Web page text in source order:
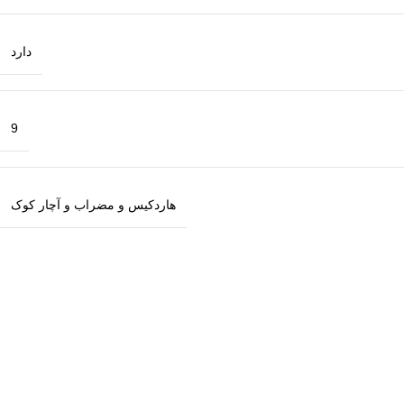
دارد
9
هاردکیس و مضراب و آچار کوک